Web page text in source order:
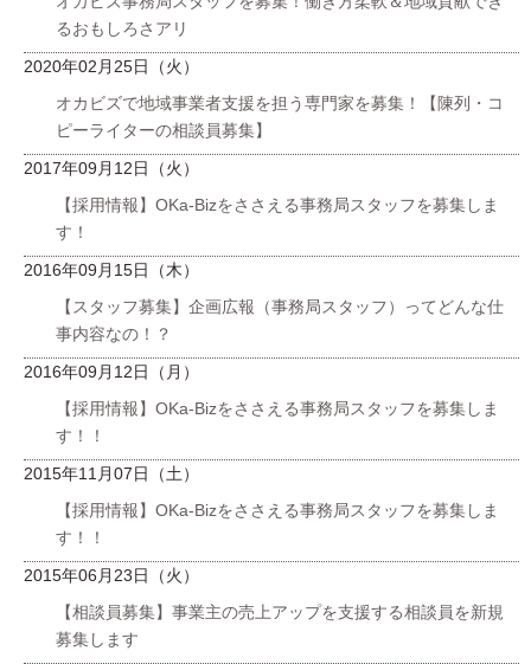
るおもしろさアリ
2020年02月25日（火）
オカビズで地域事業者支援を担う専門家を募集！【陳列・コ
ピーライターの相談員募集】
2017年09月12日（火）
【採用情報】OKa-Bizをささえる事務局スタッフを募集しま
す！
2016年09月15日（木）
【スタッフ募集】企画広報（事務局スタッフ）ってどんな仕
事内容なの！？
2016年09月12日（月）
【採用情報】OKa-Bizをささえる事務局スタッフを募集しま
す！！
2015年11月07日（土）
【採用情報】OKa-Bizをささえる事務局スタッフを募集しま
す！！
2015年06月23日（火）
【相談員募集】事業主の売上アップを支援する相談員を新規
募集します